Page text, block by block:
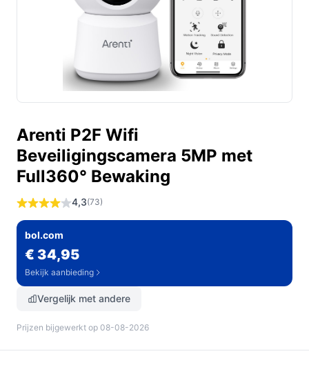
Arenti P2F Wifi
Beveiligingscamera 5MP met
Full360° Bewaking
4,3(73)
bol.com
€ 34,95
Bekijk aanbieding
Vergelijk met andere
Prijzen bijgewerkt op 08-08-2026